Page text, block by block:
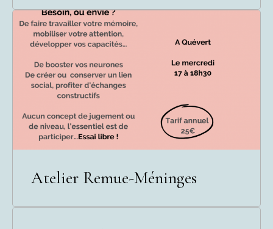
Atelier Remue-Méninges